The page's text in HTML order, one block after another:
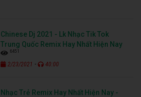
Chinese Dj 2021 - Lk Nhạc Tik Tok
Trung Quốc Remix Hay Nhất Hiện Nay
6451
2/23/2021 - 40:00
Nhạc Trẻ Remix Hay Nhất Hiện Nay -